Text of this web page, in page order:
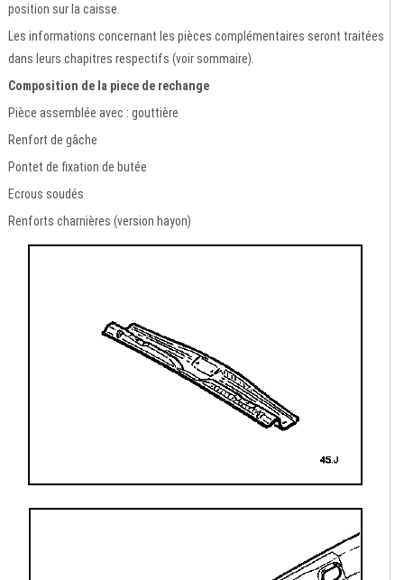
position sur la caisse.
Les informations concernant les pièces complémentaires seront traitées
dans leurs chapitres respectifs (voir sommaire).
Composition de la piece de rechange
Pièce assemblée avec : gouttière
Renfort de gâche
Pontet de fixation de butée
Ecrous soudés
Renforts charnières (version hayon)